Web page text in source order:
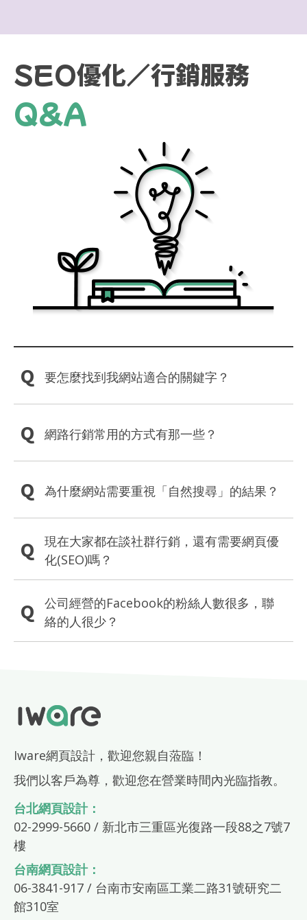
SEO優化／行銷服務
Q&A
Q 要怎麼找到我網站適合的關鍵字？
Q 網路行銷常用的方式有那一些？
Q 為什麼網站需要重視「自然搜尋」的結果？
Q
現在大家都在談社群行銷，還有需要網頁優
化(SEO)嗎？
Q
公司經營的Facebook的粉絲人數很多，聯
絡的人很少？
Iware網頁設計，歡迎您親自蒞臨！
我們以客戶為尊，歡迎您在營業時間內光臨指教。
台北網頁設計：
02-2999-5660 / 新北市三重區光復路一段88之7號7
樓
台南網頁設計：
06-3841-917 / 台南市安南區工業二路31號研究二
館310室